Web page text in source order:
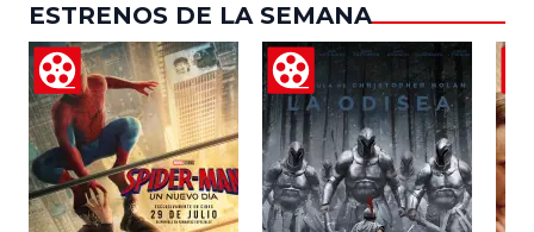
ESTRENOS DE LA SEMANA